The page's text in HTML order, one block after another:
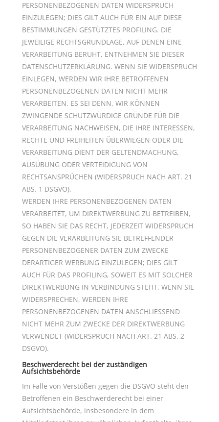
PERSONENBEZOGENEN DATEN WIDERSPRUCH
EINZULEGEN; DIES GILT AUCH FÜR EIN AUF DIESE
BESTIMMUNGEN GESTÜTZTES PROFILING. DIE
JEWEILIGE RECHTSGRUNDLAGE, AUF DENEN EINE
VERARBEITUNG BERUHT, ENTNEHMEN SIE DIESER
DATENSCHUTZERKLÄRUNG. WENN SIE WIDERSPRUCH
EINLEGEN, WERDEN WIR IHRE BETROFFENEN
PERSONENBEZOGENEN DATEN NICHT MEHR
VERARBEITEN, ES SEI DENN, WIR KÖNNEN
ZWINGENDE SCHUTZWÜRDIGE GRÜNDE FÜR DIE
VERARBEITUNG NACHWEISEN, DIE IHRE INTERESSEN,
RECHTE UND FREIHEITEN ÜBERWIEGEN ODER DIE
VERARBEITUNG DIENT DER GELTENDMACHUNG,
AUSÜBUNG ODER VERTEIDIGUNG VON
RECHTSANSPRÜCHEN (WIDERSPRUCH NACH ART. 21
ABS. 1 DSGVO).
WERDEN IHRE PERSONENBEZOGENEN DATEN
VERARBEITET, UM DIREKTWERBUNG ZU BETREIBEN,
SO HABEN SIE DAS RECHT, JEDERZEIT WIDERSPRUCH
GEGEN DIE VERARBEITUNG SIE BETREFFENDER
PERSONENBEZOGENER DATEN ZUM ZWECKE
DERARTIGER WERBUNG EINZULEGEN; DIES GILT
AUCH FÜR DAS PROFILING, SOWEIT ES MIT SOLCHER
DIREKTWERBUNG IN VERBINDUNG STEHT. WENN SIE
WIDERSPRECHEN, WERDEN IHRE
PERSONENBEZOGENEN DATEN ANSCHLIESSEND
NICHT MEHR ZUM ZWECKE DER DIREKTWERBUNG
VERWENDET (WIDERSPRUCH NACH ART. 21 ABS. 2
DSGVO).
Beschwerderecht bei der zuständigen
Aufsichtsbehörde
Im Falle von Verstößen gegen die DSGVO steht den
Betroffenen ein Beschwerderecht bei einer
Aufsichtsbehörde, insbesondere in dem